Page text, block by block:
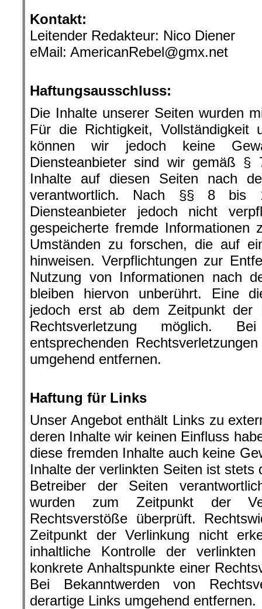
Kontakt:
Leitender Redakteur: Nico Diener
eMail: AmericanRebel@gmx.net
Haftungsausschluss:
Die Inhalte unserer Seiten wurden
Für die Richtigkeit, Vollständigkeit
können wir jedoch keine
Diensteanbieter sind wir gemäß
Inhalte auf diesen Seiten nach
verantwortlich. Nach §§ 8
Diensteanbieter jedoch nicht
gespeicherte fremde Informationen
Umständen zu forschen, die auf
hinweisen. Verpflichtungen zur
Nutzung von Informationen nach
bleiben hiervon unberührt. Eine
jedoch erst ab dem Zeitpunkt der
Rechtsverletzung möglich.
entsprechenden
umgehend entfernen.
Haftung für Links
Unser Angebot enthält Links zu
deren Inhalte wir keinen Einfluss
diese fremden Inhalte auch keine
Inhalte der verlinkten Seiten ist stets
Betreiber der Seiten
wurden zum Zeitpunkt der
Rechtsverstöße überprüft.
Zeitpunkt der Verlinkung nicht
inhaltliche Kontrolle der
konkrete Anhaltspunkte einer
Bei Bekanntwerden von
derartige Links umgehend entfernen.